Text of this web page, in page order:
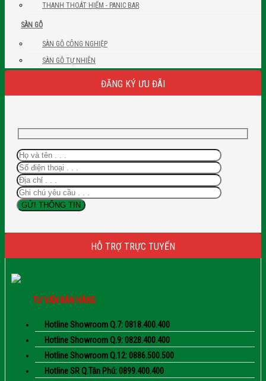
THANH THOÁT HIỂM - PANIC BAR
SÀN GỖ
SÀN GỖ CÔNG NGHIỆP
SÀN GỖ TỰ NHIÊN
ĐĂNG KÝ ƯU ĐÃI
HỖ TRỢ TRỰC TUYẾN
TƯ VẤN BÁN HÀNG
Hotline Showroom Q.7: 0818.400.400
Hotline Showroom Q.9: 0828.400.400
Hotline Showroom Q.12: 0886.500.500
Hotline SR Q.Tân Phú: 0899.400.400